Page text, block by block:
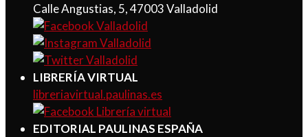
Calle Angustias, 5, 47003 Valladolid
LIBRERÍA VIRTUAL
libreriavirtual.paulinas.es
EDITORIAL PAULINAS ESPAÑA